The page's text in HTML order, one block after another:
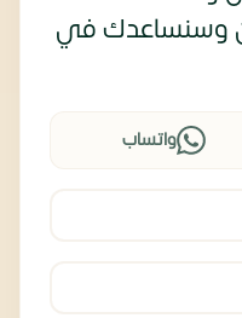
وسنساعدك في
واتساب